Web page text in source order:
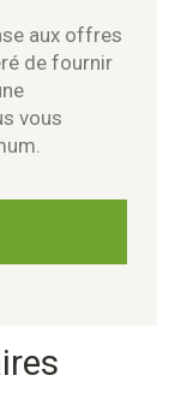
aux offres
de fournir
vous